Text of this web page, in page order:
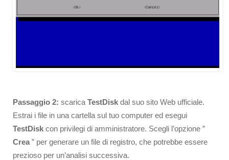
Passaggio 2: scarica TestDisk dal suo sito Web ufficiale.
Estrai i file in una cartella sul tuo computer ed esegui
TestDisk con privilegi di amministratore. Scegli l’opzione ”
Crea ” per generare un file di registro, che potrebbe essere
prezioso per un’analisi successiva.